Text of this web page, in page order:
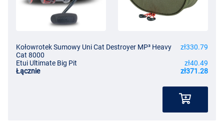
Kołowrotek Sumowy Uni Cat Destroyer MP³ Heavy
Cat 8000
zł330.79
Etui Ultimate Big Pit
zł40.49
Łącznie
zł371.28